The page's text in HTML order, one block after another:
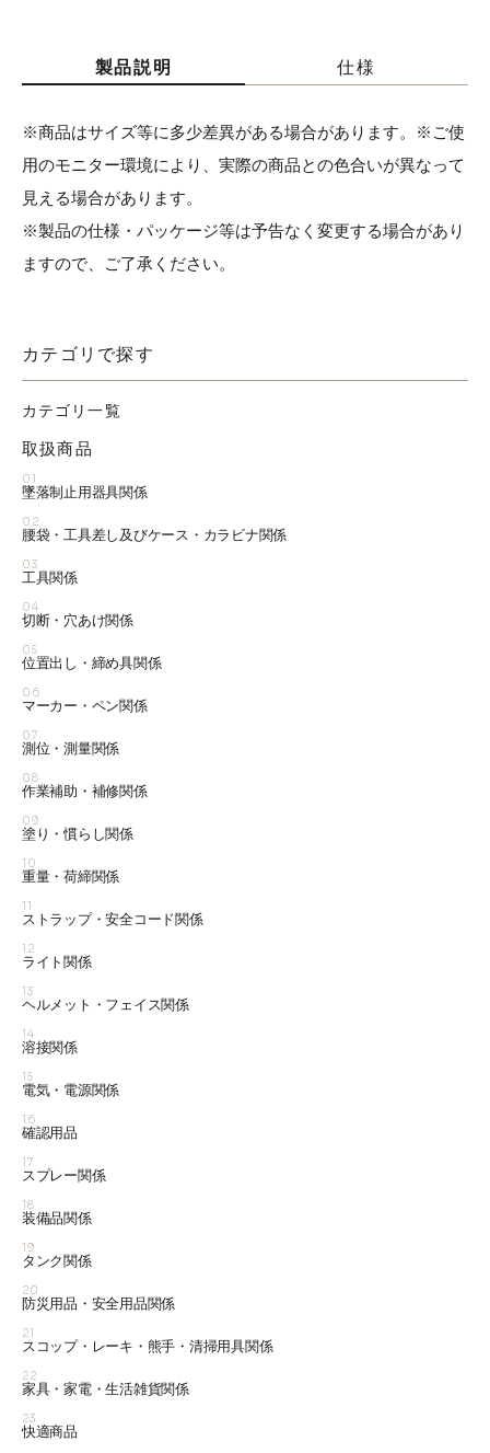
製品説明 仕様
※商品はサイズ等に多少差異がある場合があります。※ご使
用のモニター環境により、実際の商品との色合いが異なって
見える場合があります。
※製品の仕様・パッケージ等は予告なく変更する場合があり
ますので、ご了承ください。
カテゴリで探す
カテゴリ一覧
取扱商品
01
墜落制止用器具関係
02
腰袋・工具差し及びケース・カラビナ関係
03
工具関係
04
切断・穴あけ関係
05
位置出し・締め具関係
06
マーカー・ペン関係
07
測位・測量関係
08
作業補助・補修関係
09
塗り・慣らし関係
10
重量・荷締関係
11
ストラップ・安全コード関係
12
ライト関係
13
ヘルメット・フェイス関係
14
溶接関係
15
電気・電源関係
16
確認用品
17
スプレー関係
18
装備品関係
19
タンク関係
20
防災用品・安全用品関係
21
スコップ・レーキ・熊手・清掃用具関係
22
家具・家電・生活雑貨関係
23
快適商品